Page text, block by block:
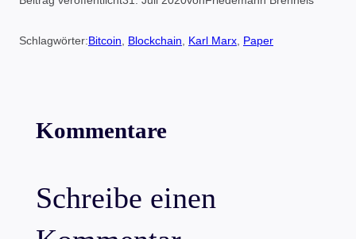
Schlagwörter:Bitcoin, Blockchain, Karl Marx, Paper
Kommentare
Schreibe einen